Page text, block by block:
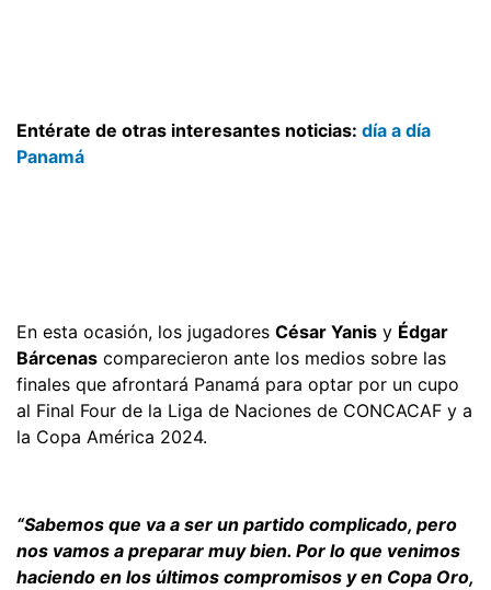
Entérate de otras interesantes noticias: día a día
Panamá
En esta ocasión, los jugadores César Yanis y Édgar
Bárcenas comparecieron ante los medios sobre las
finales que afrontará Panamá para optar por un cupo
al Final Four de la Liga de Naciones de CONCACAF y a
la Copa América 2024.
“Sabemos que va a ser un partido complicado, pero
nos vamos a preparar muy bien. Por lo que venimos
haciendo en los últimos compromisos y en Copa Oro,